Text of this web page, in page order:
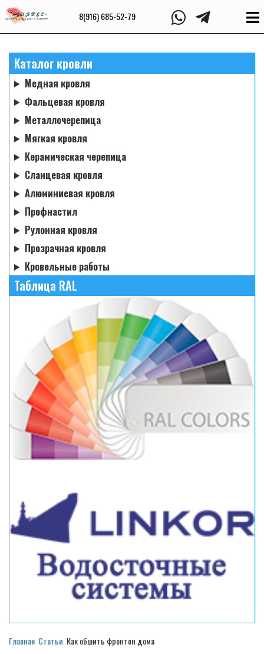
8(916) 685-52-79
Каталог кровли
Медная кровля
Фальцевая кровля
Металлочерепица
Мягкая кровля
Керамическая черепица
Сланцевая кровля
Алюминиевая кровля
Профнастил
Рулонная кровля
Прозрачная кровля
Кровельные работы
Таблица RAL
Главная Статьи Как обшить фронтон дома